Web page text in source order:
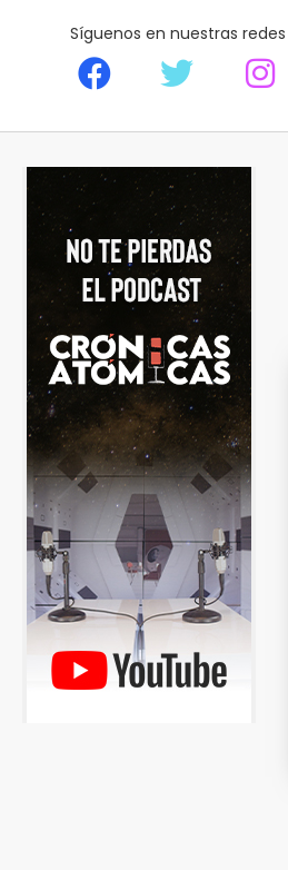
Síguenos en nuestras redes